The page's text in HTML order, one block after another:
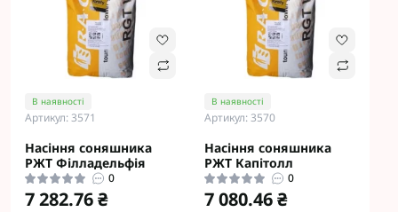
В наявності
Артикул: 3571
Насіння соняшника
РЖТ Філладельфія
0
7 282.76 ₴
В наявності
Артикул: 3570
Насіння соняшника
РЖТ Капітолл
0
7 080.46 ₴